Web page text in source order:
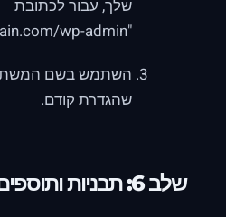
שלך, עבור לכתובת
"yourdomain.com/wp-admin".
השתמש בשם
שהגדרת קודם.
שלב 6: תבניות ותוספים